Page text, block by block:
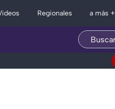
Regionales a más +